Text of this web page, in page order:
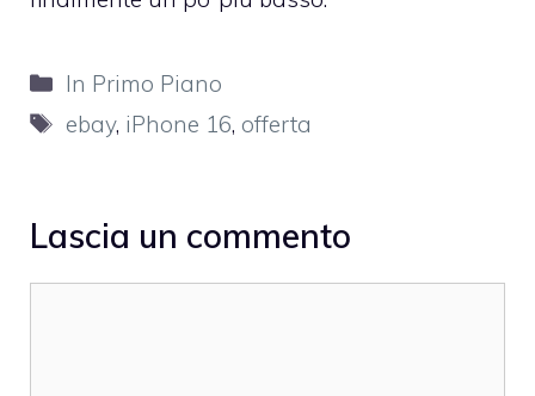
Categorie
In Primo Piano
Tag
ebay, iPhone 16, offerta
Lascia un commento